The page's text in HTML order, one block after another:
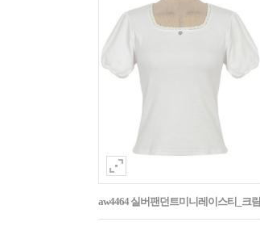
aw4464 실버팬던트미니레이스티_크림